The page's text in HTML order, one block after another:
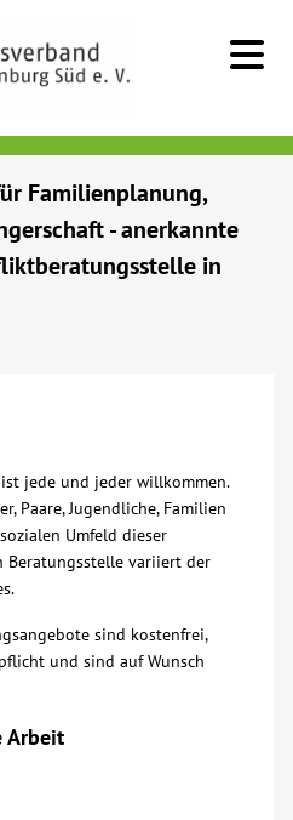
Familienplanung,
- anerkannte
in
jede und jeder willkommen.
Paare, Jugendliche, Familien
Umfeld dieser
Beratungsstelle variiert der
sind kostenfrei,
und sind auf Wunsch
Arbeit